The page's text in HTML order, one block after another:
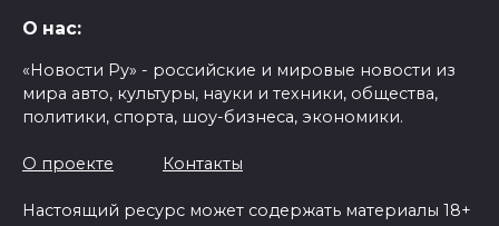
О нас:
«Новости Ру» - российские и мировые новости из
мира авто, культуры, науки и техники, общества,
политики, спорта, шоу-бизнеса, экономики.
О проекте Контакты
Настоящий ресурс может содержать материалы 18+